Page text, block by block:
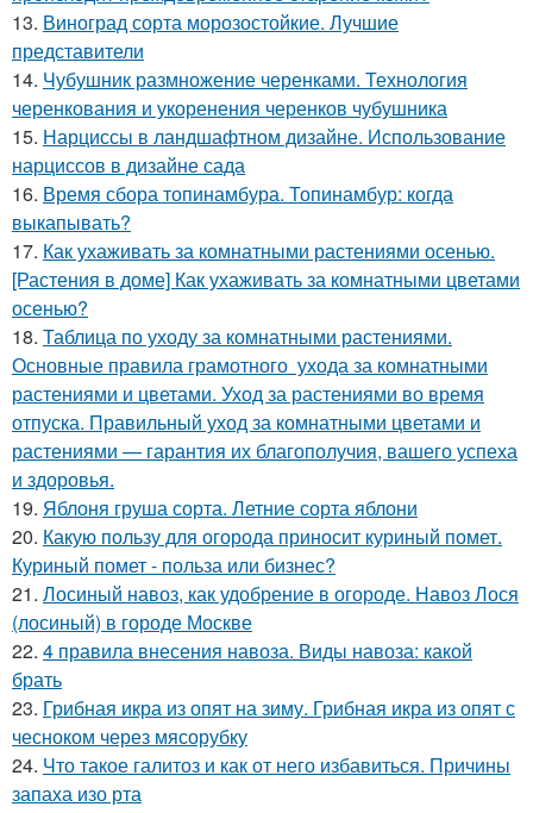
13. Виноград сорта морозостойкие. Лучшие
представители
14. Чубушник размножение черенками. Технология
черенкования и укоренения черенков чубушника
15. Нарциссы в ландшафтном дизайне. Использование
нарциссов в дизайне сада
16. Время сбора топинамбура. Топинамбур: когда
выкапывать?
17. Как ухаживать за комнатными растениями осенью.
[Растения в доме] Как ухаживать за комнатными цветами
осенью?
18. Таблица по уходу за комнатными растениями.
Основные правила грамотного ухода за комнатными
растениями и цветами. Уход за растениями во время
отпуска. Правильный уход за комнатными цветами и
растениями — гарантия их благополучия, вашего успеха
и здоровья.
19. Яблоня груша сорта. Летние сорта яблони
20. Какую пользу для огорода приносит куриный помет.
Куриный помет - польза или бизнес?
21. Лосиный навоз, как удобрение в огороде. Навоз Лося
(лосиный) в городе Москве
22. 4 правила внесения навоза. Виды навоза: какой
брать
23. Грибная икра из опят на зиму. Грибная икра из опят с
чесноком через мясорубку
24. Что такое галитоз и как от него избавиться. Причины
запаха изо рта